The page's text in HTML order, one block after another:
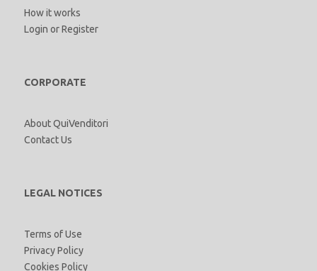
How it works
Login orRegister
CORPORATE
About QuiVenditori
Contact Us
LEGAL NOTICES
Terms of Use
Privacy Policy
Cookies Policy